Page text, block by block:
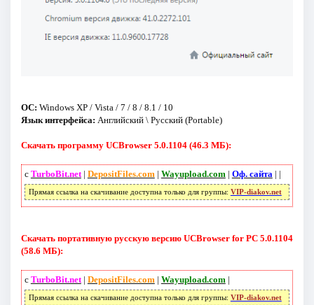
ОС: Windows XP / Vista / 7 / 8 / 8.1 / 10
Язык интерфейса: Английский \ Русский (Portable)
Скачать программу UCBrowser 5.0.1104 (46.3 МБ):
с TurboBit.net | DepositFiles.com | Wayupload.com | Оф. сайта | |
Прямая ссылка на скачивание доступна только для группы: VIP-diakov.net
Скачать портативную русскую версию UCBrowser for PC 5.0.1104
(58.6 МБ):
с TurboBit.net | DepositFiles.com | Wayupload.com |
Прямая ссылка на скачивание доступна только для группы: VIP-diakov.net